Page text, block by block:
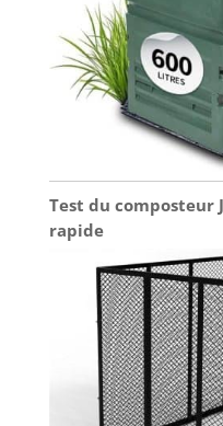
Test du composteur
rapide